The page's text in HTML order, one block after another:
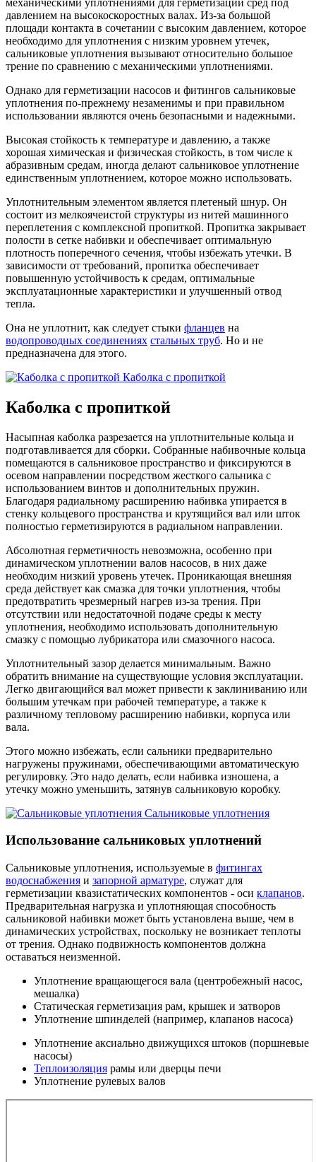
давлением на высокоскоростных валах. Из-за большой
площади контакта в сочетании с высоким давлением, которое
необходимо для уплотнения с низким уровнем утечек,
сальниковые уплотнения вызывают относительно большое
трение по сравнению с механическими уплотнениями.
Однако для герметизации насосов и фитингов сальниковые
уплотнения по-прежнему незаменимы и при правильном
использовании являются очень безопасными и надежными.
Высокая стойкость к температуре и давлению, а также
хорошая химическая и физическая стойкость, в том числе к
абразивным средам, иногда делают сальниковое уплотнение
единственным уплотнением, которое можно использовать.
Уплотнительным элементом является плетеный шнур. Он
состоит из мелкоячеистой структуры из нитей машинного
переплетения с комплексной пропиткой. Пропитка закрывает
полости в сетке набивки и обеспечивает оптимальную
плотность поперечного сечения, чтобы избежать утечки. В
зависимости от требований, пропитка обеспечивает
повышенную устойчивость к средам, оптимальные
эксплуатационные характеристики и улучшенный отвод
тепла.
Она не уплотнит, как следует стыки фланцев на
водопроводных соединениях стальных труб. Но и не
предназначена для этого.
Каболка с пропиткой
Каболка с пропиткой
Насыпная каболка разрезается на уплотнительные кольца и
подготавливается для сборки. Собранные набивочные кольца
помещаются в сальниковое пространство и фиксируются в
осевом направлении посредством жесткого сальника с
использованием винтов и дополнительных пружин.
Благодаря радиальному расширению набивка упирается в
стенку кольцевого пространства и крутящийся вал или шток
полностью герметизируются в радиальном направлении.
Абсолютная герметичность невозможна, особенно при
динамическом уплотнении валов насосов, в них даже
необходим низкий уровень утечек. Проникающая внешняя
среда действует как смазка для точки уплотнения, чтобы
предотвратить чрезмерный нагрев из-за трения. При
отсутствии или недостаточной подаче среды к месту
уплотнения, необходимо использовать дополнительную
смазку с помощью лубрикатора или смазочного насоса.
Уплотнительный зазор делается минимальным. Важно
обратить внимание на существующие условия эксплуатации.
Легко двигающийся вал может привести к заклиниванию или
большим утечкам при рабочей температуре, а также к
различному тепловому расширению набивки, корпуса или
вала.
Этого можно избежать, если сальники предварительно
нагружены пружинами, обеспечивающими автоматическую
регулировку. Это надо делать, если набивка изношена, а
утечку можно уменьшить, затянув сальниковую коробку.
Сальниковые уплотнения
Использование сальниковых уплотнений
Сальниковые уплотнения, используемые в фитингах
водоснабжения и запорной арматуре, служат для
герметизации квазистатических компонентов - оси клапанов.
Предварительная нагрузка и уплотняющая способность
сальниковой набивки может быть установлена выше, чем в
динамических устройствах, поскольку не возникает теплоты
от трения. Однако подвижность компонентов должна
оставаться неизменной.
Уплотнение вращающегося вала (центробежный насос,
мешалка)
Статическая герметизация рам, крышек и затворов
Уплотнение шпинделей (например, клапанов насоса)
Уплотнение аксиально движущихся штоков (поршневые
насосы)
Теплоизоляция рамы или дверцы печи
Уплотнение рулевых валов